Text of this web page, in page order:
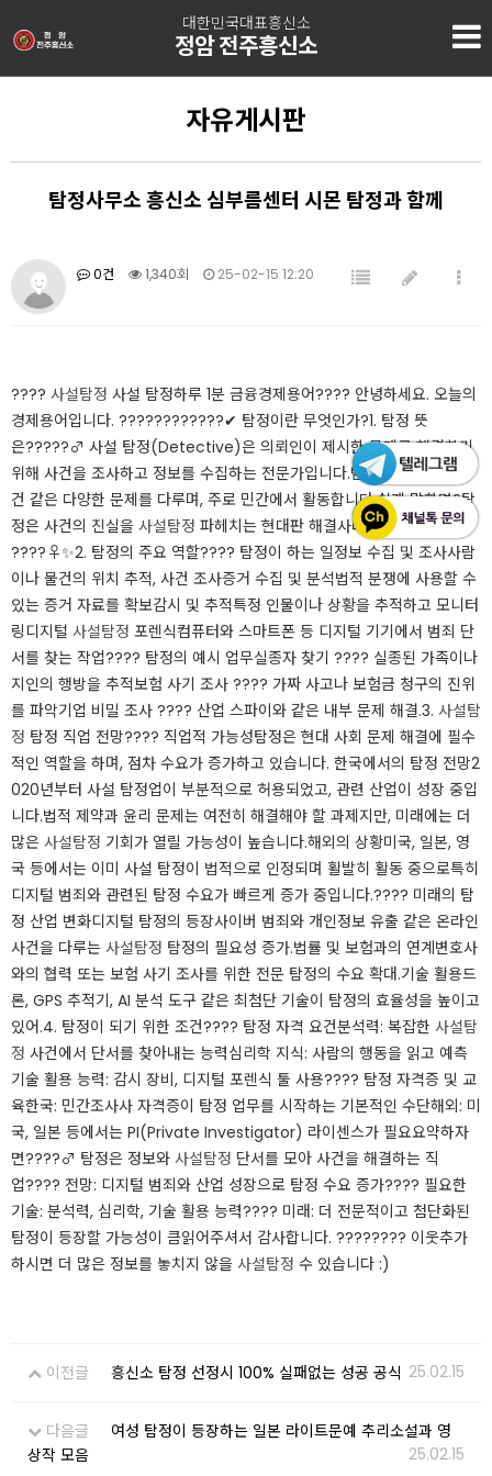
대한민국대표흥신소
정암 전주흥신소
자유게시판
탐정사무소 흥신소 심부름센터 시몬 탐정과 함께
0건 1,340회 25-02-15 12:20
???? 사설탐정 사설 탐정하루 1분 금융경제용어​???? 안녕하세요. ​오늘의
경제용어입니다. ????????????​​✔ 탐정이란 무엇인가?1. 탐정 뜻
은?????️‍♂️ 사설 탐정(Detective)은 의뢰인이 제시한 문제를 해결하기
위해 사건을 조사하고 정보를 수집하는 전문가입니다.범죄, 실종, 사기 사
건 같은 다양한 문제를 다루며, 주로 민간에서 활동합니다.​쉽게 말하면?탐
정은 사건의 진실을 사설탐정 파헤치는 현대판 해결사라고 할 수 있죠!
????️‍♀️✨​2. 탐정의 주요 역할???? 탐정이 하는 일정보 수집 및 조사사람
이나 물건의 위치 추적, 사건 조사증거 수집 및 분석법적 분쟁에 사용할 수
있는 증거 자료를 확보감시 및 추적특정 인물이나 상황을 추적하고 모니터
링디지털 사설탐정 포렌식컴퓨터와 스마트폰 등 디지털 기기에서 범죄 단
서를 찾는 작업​???? 탐정의 예시 업무실종자 찾기 ???? 실종된 가족이나
지인의 행방을 추적보험 사기 조사 ???? 가짜 사고나 보험금 청구의 진위
를 파악기업 비밀 조사 ???? 산업 스파이와 같은 내부 문제 해결.​3. 사설탐
정 탐정 직업 전망???? 직업적 가능성탐정은 현대 사회 문제 해결에 필수
적인 역할을 하며, 점차 수요가 증가하고 있습니다. 한국에서의 탐정 전망2
020년부터 사설 탐정업이 부분적으로 허용되었고, 관련 산업이 성장 중입
니다.법적 제약과 윤리 문제는 여전히 해결해야 할 과제지만, 미래에는 더
많은 사설탐정 기회가 열릴 가능성이 높습니다.해외의 상황미국, 일본, 영
국 등에서는 이미 사설 탐정이 법적으로 인정되며 활발히 활동 중으로특히
디지털 범죄와 관련된 탐정 수요가 빠르게 증가 중입니다.​???? 미래의 탐
정 산업 변화디지털 탐정의 등장사이버 범죄와 개인정보 유출 같은 온라인
사건을 다루는 사설탐정 탐정의 필요성 증가.법률 및 보험과의 연계변호사
와의 협력 또는 보험 사기 조사를 위한 전문 탐정의 수요 확대.기술 활용드
론, GPS 추적기, AI 분석 도구 같은 최첨단 기술이 탐정의 효율성을 높이고
있어.​4. 탐정이 되기 위한 조건????️ 탐정 자격 요건분석력: 복잡한 사설탐
정 사건에서 단서를 찾아내는 능력심리학 지식: 사람의 행동을 읽고 예측
기술 활용 능력: 감시 장비, 디지털 포렌식 툴 사용​???? 탐정 자격증 및 교
육한국: 민간조사사 자격증이 탐정 업무를 시작하는 기본적인 수단해외: 미
국, 일본 등에서는 PI(Private Investigator) 라이센스가 필요​요약하자
면​????️‍♂️ 탐정은 정보와 사설탐정 단서를 모아 사건을 해결하는 직
업???? 전망: 디지털 범죄와 산업 성장으로 탐정 수요 증가???? 필요한
기술: 분석력, 심리학, 기술 활용 능력???? 미래: 더 전문적이고 첨단화된
탐정이 등장할 가능성이 큼읽어주셔서 감사합니다. ????​???? 이웃추가
하시면 더 많은 정보를 놓치지 않을 사설탐정 수 있습니다 :)
이전글 흥신소 탐정 선정시 100% 실패없는 성공 공식 25.02.15
다음글
여성 탐정이 등장하는 일본 라이트문예 추리소설과 영
상작 모음
25.02.15